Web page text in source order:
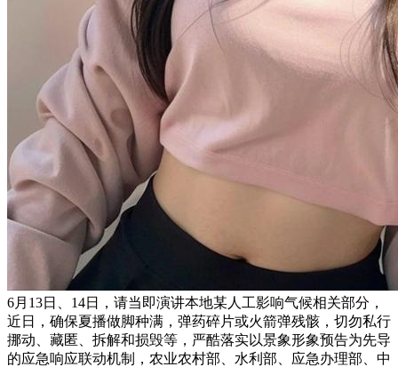
6月13日、14日，请当即演讲本地某人工影响气候相关部分，
近日，确保夏播做脚种满，弹药碎片或火箭弹残骸，切勿私行
挪动、藏匿、拆解和损毁等，严酷落实以景象形象预告为先导
的应急响应联动机制，农业农村部、水利部、应急办理部、中